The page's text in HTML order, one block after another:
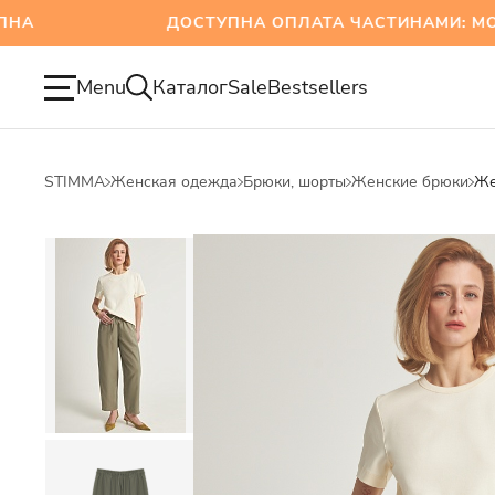
ДОСТУПНА ОПЛАТА ЧАСТИНАМИ:
Menu КаталогSaleBestsellers
STIMMA Женская одежда Брюки, шорты Женские брюки